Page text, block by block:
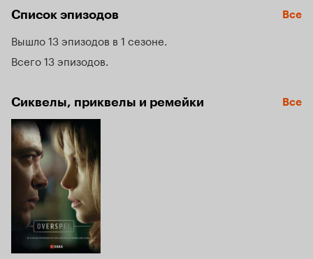
Список эпизодов Все
Вышло 13 эпизодов в 1 сезоне
Всего 13 эпизодов
Сиквелы, приквелы и ремейки Все